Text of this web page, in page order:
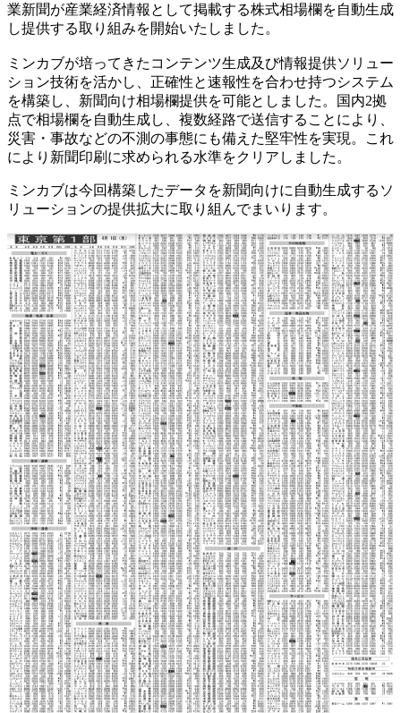
業新聞が産業経済情報として掲載する株式相場欄を自動生成
し提供する取り組みを開始いたしました。
ミンカブが培ってきたコンテンツ生成及び情報提供ソリュー
ション技術を活かし、正確性と速報性を合わせ持つシステム
を構築し、新聞向け相場欄提供を可能としました。国内2拠
点で相場欄を自動生成し、複数経路で送信することにより、
災害・事故などの不測の事態にも備えた堅牢性を実現。これ
により新聞印刷に求められる水準をクリアしました。
ミンカブは今回構築したデータを新聞向けに自動生成するソ
リューションの提供拡大に取り組んでまいります。